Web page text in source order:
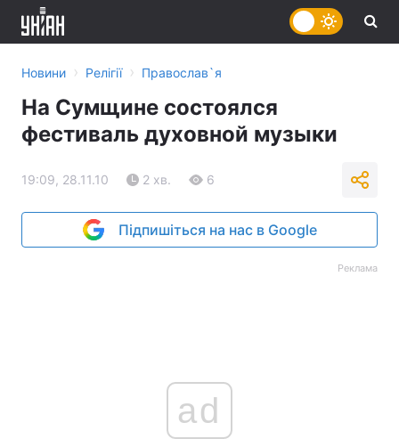
Новини › Релігії › Православ`я
На Сумщине состоялся
фестиваль духовной музыки
19:09, 28.11.10 2 хв. 6
Підпишіться на нас в Google
Реклама
ad